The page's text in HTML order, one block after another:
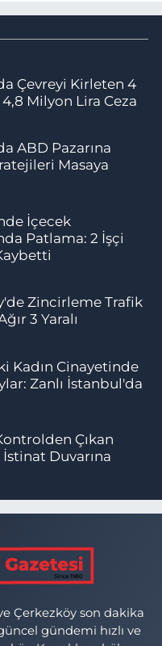
Çevreyi Kirleten 4
Milyon Lira Ceza
ABD Pazarına
Masaya
İçecek
Patlama: 2 İşçi
Zincirleme Trafik
3 Yaralı
Kadın Cinayetinde
Zanlı İstanbul'da
Çıkan
Duvarına
Çerkezköy son dakika
gündemi hızlı ve